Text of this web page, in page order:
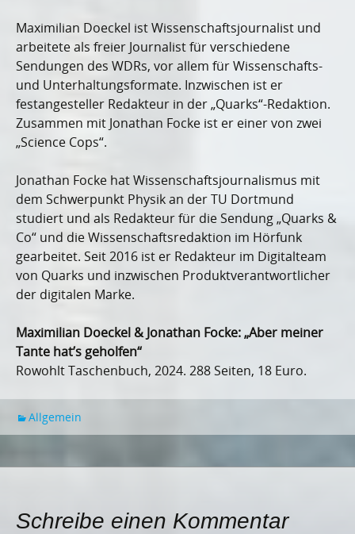
Maximilian Doeckel ist Wissenschaftsjournalist und
arbeitete als freier Journalist für verschiedene
Sendungen des WDRs, vor allem für Wissenschafts-
und Unterhaltungsformate. Inzwischen ist er
festangesteller Redakteur in der „Quarks“-Redaktion.
Zusammen mit Jonathan Focke ist er einer von zwei
„Science Cops“.
Jonathan Focke hat Wissenschaftsjournalismus mit
dem Schwerpunkt Physik an der TU Dortmund
studiert und als Redakteur für die Sendung „Quarks &
Co“ und die Wissenschaftsredaktion im Hörfunk
gearbeitet. Seit 2016 ist er Redakteur im Digitalteam
von Quarks und inzwischen Produktverantwortlicher
der digitalen Marke.
Maximilian Doeckel & Jonathan Focke: „Aber meiner
Tante hat’s geholfen“
Rowohlt Taschenbuch, 2024. 288 Seiten, 18 Euro.
Allgemein
Schreibe einen Kommentar